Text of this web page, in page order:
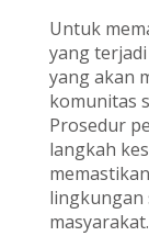
Untuk
yang
yang akan
komunitas
Prosedur
langkah
lingkungan
masyarakat.